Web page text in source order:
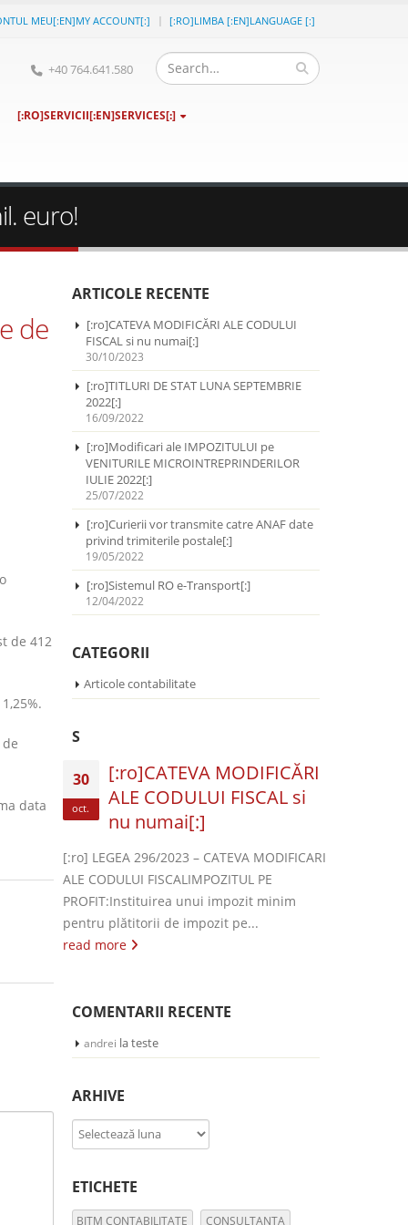
MEU[:EN]MY ACCOUNT[:] [:RO]LIMBA [:EN]LANGUAGE [:]
+40 764.641.580
[:RO]SERVICII[:EN]SERVICES[:]
euro!
de
de 412
data
ARTICOLE RECENTE
[:ro]CATEVA MODIFICĂRI ALE CODULUI
FISCAL si nu numai[:]
30/10/2023
[:ro]TITLURI DE STAT LUNA SEPTEMBRIE
2022[:]
16/09/2022
[:ro]Modificari ale IMPOZITULUI pe
VENITURILE MICROINTREPRINDERILOR
IULIE 2022[:]
25/07/2022
[:ro]Curierii vor transmite catre ANAF date
privind trimiterile postale[:]
19/05/2022
[:ro]Sistemul RO e-Transport[:]
12/04/2022
CATEGORII
Articole contabilitate
S
30
oct.
[:ro]CATEVA MODIFICĂRI
ALE CODULUI FISCAL si
nu numai[:]
[:ro] LEGEA 296/2023 – CATEVA MODIFICARI
ALE CODULUI FISCALIMPOZITUL PE
PROFIT:Instituirea unui impozit minim
pentru plătitorii de impozit pe...
read more
COMENTARII RECENTE
andrei lateste
ARHIVE
Arhive
ETICHETE
BITM CONTABILITATE CONSULTANTA